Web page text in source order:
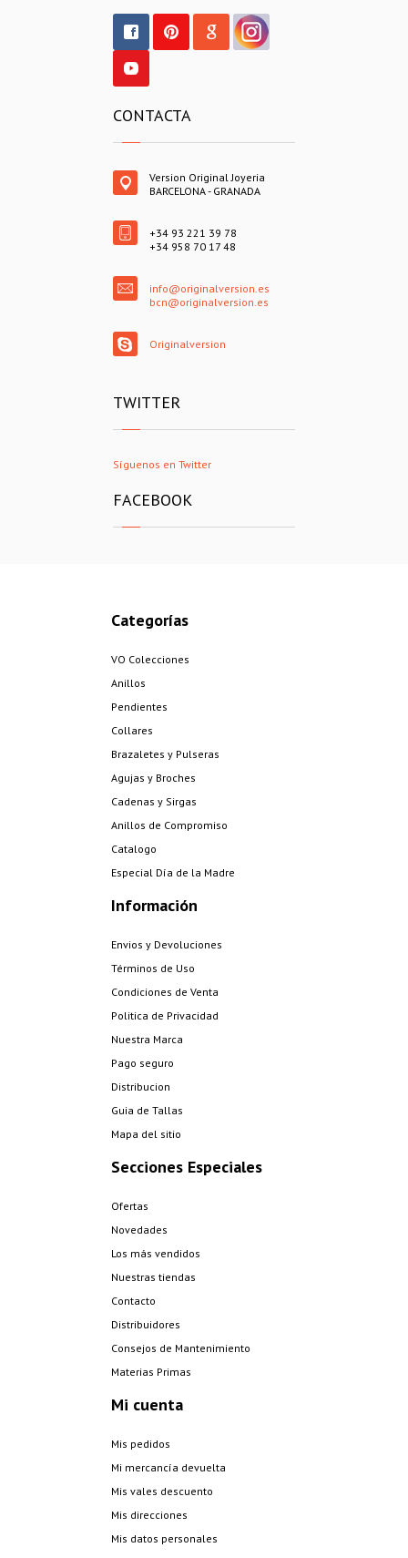
CONTACTA
Version Original Joyeria
BARCELONA - GRANADA
+34 93 221 39 78
+34 958 70 17 48
info@originalversion.es
bcn@originalversion.es
Originalversion
TWITTER
Síguenos en Twitter
FACEBOOK
Categorías
VO Colecciones
Anillos
Pendientes
Collares
Brazaletes y Pulseras
Agujas y Broches
Cadenas y Sirgas
Anillos de Compromiso
Catalogo
Especial Día de la Madre
Información
Envios y Devoluciones
Términos de Uso
Condiciones de Venta
Politica de Privacidad
Nuestra Marca
Pago seguro
Distribucion
Guia de Tallas
Mapa del sitio
Secciones Especiales
Ofertas
Novedades
Los más vendidos
Nuestras tiendas
Contacto
Distribuidores
Consejos de Mantenimiento
Materias Primas
Mi cuenta
Mis pedidos
Mi mercancía devuelta
Mis vales descuento
Mis direcciones
Mis datos personales